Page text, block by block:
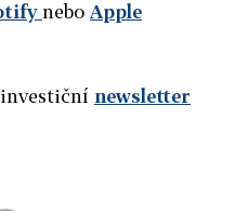
nebo Apple
newsletter